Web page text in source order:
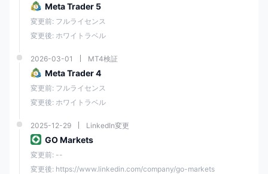
GO MARKETSレバレッジは特定の規制に該当するため、レバレッジはア
カウントを持っているエンティティによって異なります。国際トレーダ
ーは高いレバレッジ比率を利用できます。 GO Markets Pty Ltd 、モーリ
GO MARKETSアカウントの種類
このブローカーは、取引方法を管理し、最適なものを選択できる柔軟性
を備えた、スタンダード口座と GO Plus 口座の 2 つの口座タイプを提供
します。したがって、スプレッド料金に基づく標準取引提案と、光高速
境へのアクセスとの間にはオプションがあります。
さらに、口座は、AUD、USD、GBP、EUR、NZD、SGD、CHF、
CAD、HKD を含むいくつかの異なる通貨で基本通貨として開設できま
す。
Meta Trader 5
変更前: フルライセンス
変更後: ホワイトラベル
2026-03-01 MT4検証
Meta Trader 4
変更前: フルライセンス
変更後: ホワイトラベル
2025-12-29 LinkedIn変更
GO Markets
変更前: --
変更後: https://www.linkedin.com/company/go-markets